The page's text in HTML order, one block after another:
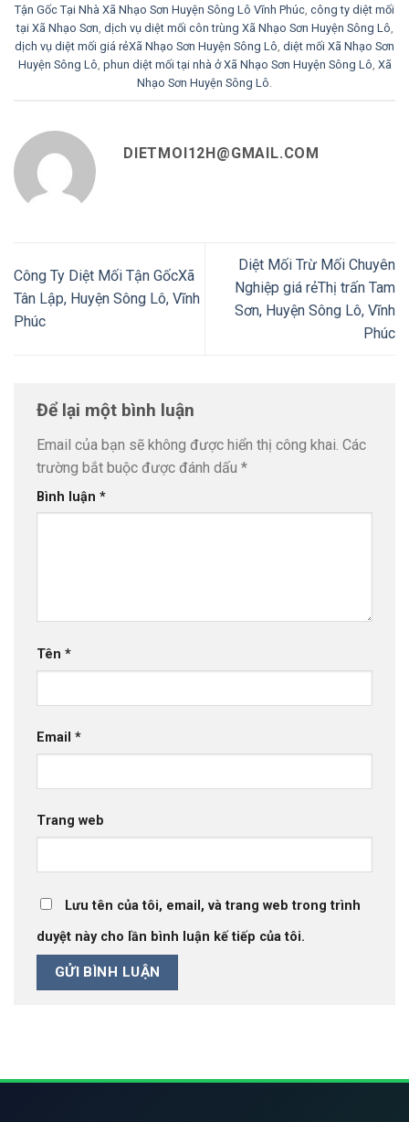
Tận Gốc Tại Nhà Xã Nhạo Sơn Huyện Sông Lô Vĩnh Phúc, công ty diệt mối
tại Xã Nhạo Sơn, dịch vụ diệt mối côn trùng Xã Nhạo Sơn Huyện Sông Lô,
dịch vụ diệt mối giá rẻXã Nhạo Sơn Huyện Sông Lô, diệt mối Xã Nhạo Sơn
Huyện Sông Lô, phun diệt mối tại nhà ở Xã Nhạo Sơn Huyện Sông Lô, Xã
Nhạo Sơn Huyện Sông Lô.
DIETMOI12H@GMAIL.COM
Công Ty Diệt Mối Tận GốcXã
Tân Lập, Huyện Sông Lô, Vĩnh
Phúc
Diệt Mối Trừ Mối Chuyên
Nghiệp giá rẻThị trấn Tam
Sơn, Huyện Sông Lô, Vĩnh
Phúc
Để lại một bình luận
Email của bạn sẽ không được hiển thị công khai. Các
trường bắt buộc được đánh dấu *
Bình luận *
Tên *
Email *
Trang web
Lưu tên của tôi, email, và trang web trong trình
duyệt này cho lần bình luận kế tiếp của tôi.